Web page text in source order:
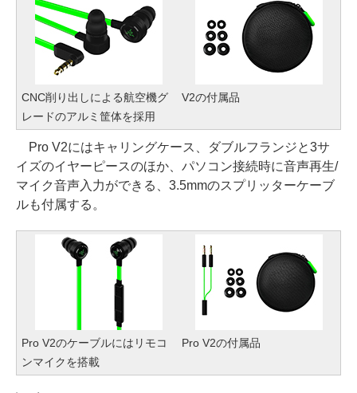
CNC削り出しによる航空機グ
レードのアルミ筐体を採用
V2の付属品
Pro V2にはキャリングケース、ダブルフランジと3サ
イズのイヤーピースのほか、パソコン接続時に音声再生/
マイク音声入力ができる、3.5mmのスプリッターケーブ
ルも付属する。
Pro V2のケーブルにはリモコ
ンマイクを搭載
Pro V2の付属品